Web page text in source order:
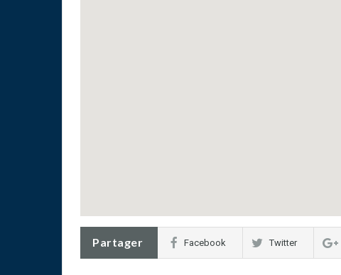
Partager Facebook Twitter